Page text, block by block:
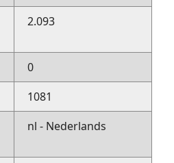
2.093
0
1081
nl - Nederlands